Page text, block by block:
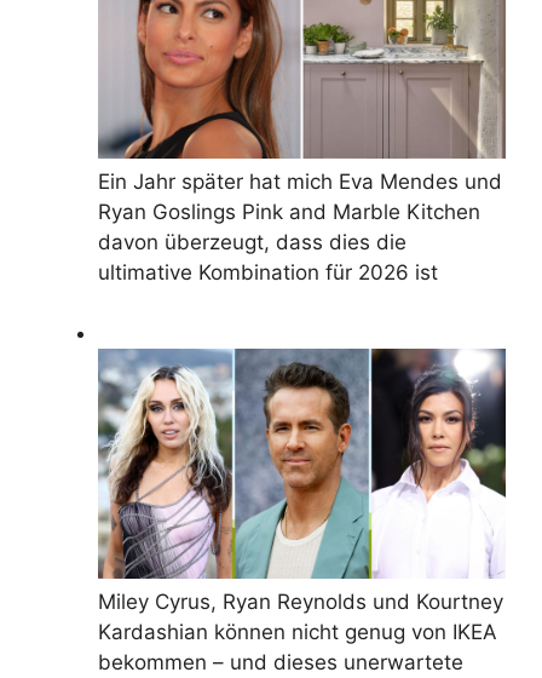
Ein Jahr später hat mich Eva Mendes und
Ryan Goslings Pink and Marble Kitchen
davon überzeugt, dass dies die
ultimative Kombination für 2026 ist
Miley Cyrus, Ryan Reynolds und Kourtney
Kardashian können nicht genug von IKEA
bekommen – und dieses unerwartete